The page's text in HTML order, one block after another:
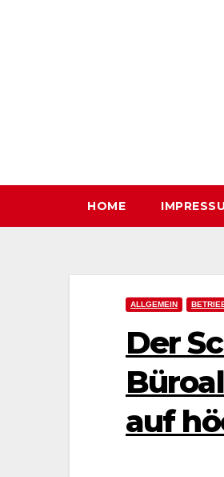
HOME
ALLGEMEIN
Der
auf